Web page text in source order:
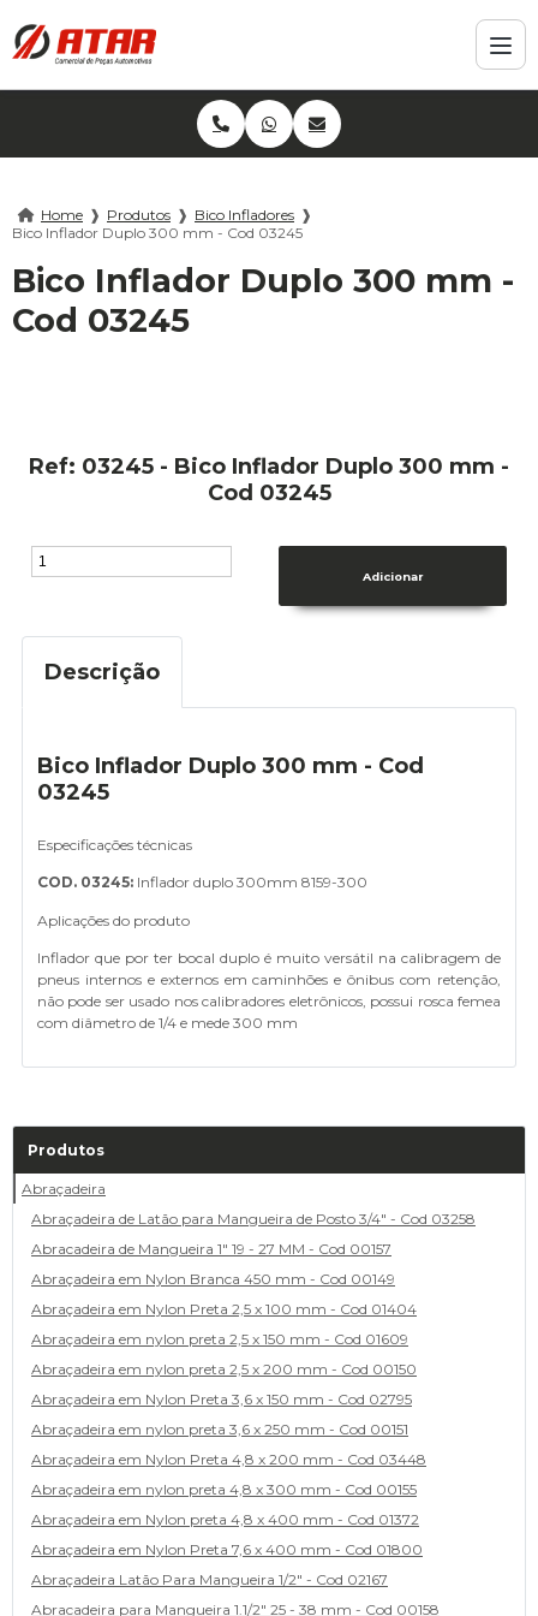
Home ❱ Produtos ❱ Bico Infladores ❱
Bico Inflador Duplo 300 mm - Cod 03245
Bico Inflador Duplo 300 mm -
Cod 03245
Ref: 03245 - Bico Inflador Duplo 300 mm -
Cod 03245
Descrição
Bico Inflador Duplo 300 mm - Cod
03245
Especificações técnicas
COD. 03245: Inflador duplo 300mm 8159-300
Aplicações do produto
Inflador que por ter bocal duplo é muito versátil na calibragem de
pneus internos e externos em caminhões e ônibus com retenção,
não pode ser usado nos calibradores eletrônicos, possui rosca femea
com diâmetro de 1/4 e mede 300 mm
Produtos
Abraçadeira
Abraçadeira de Latão para Mangueira de Posto 3/4" - Cod 03258
Abracadeira de Mangueira 1" 19 - 27 MM - Cod 00157
Abraçadeira em Nylon Branca 450 mm - Cod 00149
Abraçadeira em Nylon Preta 2,5 x 100 mm - Cod 01404
Abraçadeira em nylon preta 2,5 x 150 mm - Cod 01609
Abraçadeira em nylon preta 2,5 x 200 mm - Cod 00150
Abraçadeira em Nylon Preta 3,6 x 150 mm - Cod 02795
Abraçadeira em nylon preta 3,6 x 250 mm - Cod 00151
Abraçadeira em Nylon Preta 4,8 x 200 mm - Cod 03448
Abraçadeira em nylon preta 4,8 x 300 mm - Cod 00155
Abraçadeira em Nylon preta 4,8 x 400 mm - Cod 01372
Abraçadeira em Nylon Preta 7,6 x 400 mm - Cod 01800
Abraçadeira Latão Para Mangueira 1/2" - Cod 02167
Abracadeira para Mangueira 1.1/2" 25 - 38 mm - Cod 00158